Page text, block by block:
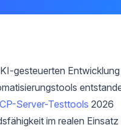
gesteuerten Entwicklung
Server-Testtools 2026
im realen Einsatz